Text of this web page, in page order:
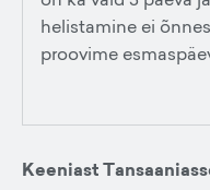
helistamine ei
proovime
Keeniast